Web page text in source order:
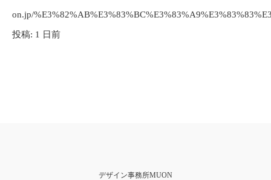
on.jp/
投稿: 1 日前
デザイン事務所MUON